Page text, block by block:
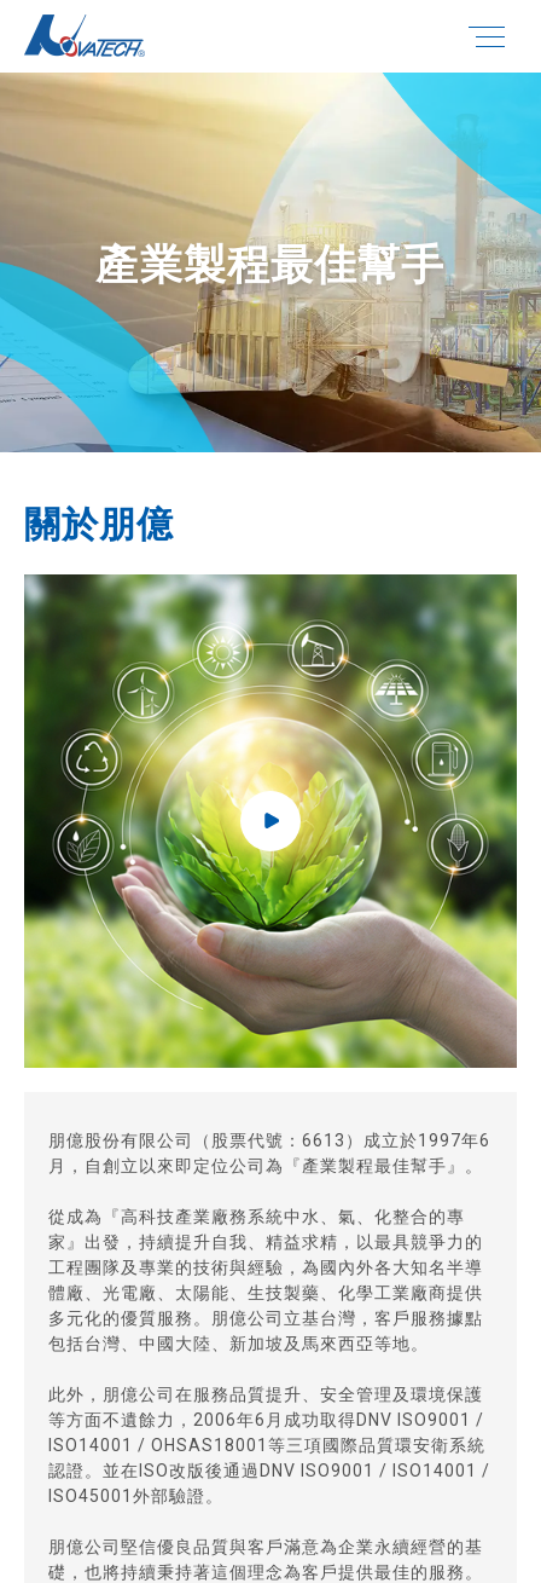
產業製程最佳幫手
關於朋億
朋億股份有限公司（股票代號：6613）成立於1997年6
月，自創立以來即定位公司為『產業製程最佳幫手』。
從成為『高科技產業廠務系統中水、氣、化整合的專
家』出發，持續提升自我、精益求精，以最具競爭力的
工程團隊及專業的技術與經驗，為國內外各大知名半導
體廠、光電廠、太陽能、生技製藥、化學工業廠商提供
多元化的優質服務。朋億公司立基台灣，客戶服務據點
包括台灣、中國大陸、新加坡及馬來西亞等地。
此外，朋億公司在服務品質提升、安全管理及環境保護
等方面不遺餘力，2006年6月成功取得DNV ISO9001 /
ISO14001 / OHSAS18001等三項國際品質環安衛系統
認證。並在ISO改版後通過DNV ISO9001 / ISO14001 /
ISO45001外部驗證。
朋億公司堅信優良品質與客戶滿意為企業永續經營的基
礎，也將持續秉持著這個理念為客戶提供最佳的服務。